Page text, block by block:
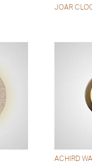
JOAR
ACHIRD